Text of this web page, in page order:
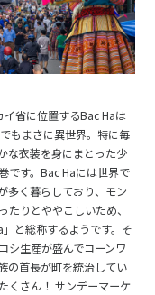
省に位置するBac Haは
もまさに異世界。特に毎
な衣装を身にまとった少
です。Bac Haには世界で
多く暮らしており、モン
りとややこしいため、
と総称するようです。そ
シ生産が盛んでコーンワ
の首長が町を統治してい
くさん！ サンデーマーケ